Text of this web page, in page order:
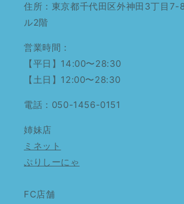
住所：東京都千代田区外神田3丁目7-
ル2階
営業時間：
【平日】14:00〜28:30
【土日】12:00〜28:30
電話：050-1456-0151
姉妹店
ミネット
ぷりしーにゃ
FC店舗